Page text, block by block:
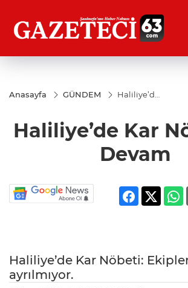
Anasayfa GÜNDEM
Haliliye’de
Devam
Haliliye’de Kar
Devam
Haliliye’de Kar Nöbeti:
ayrılmıyor.